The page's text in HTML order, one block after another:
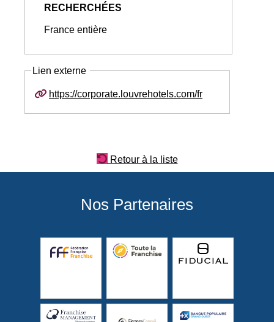
RECHERCHÉES
France entière
Lien externe
https://corporate.louvrehotels.com/fr
Retour à la liste
Nos Partenaires